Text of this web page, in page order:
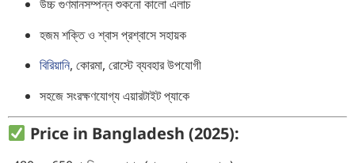
উচ্চ গুণমানসম্পন্ন শুকনো কালো এলাচ
হজম শক্তি ও শ্বাস প্রশ্বাসে সহায়ক
বিরিয়ানি, কোরমা, রোস্টে ব্যবহার উপযোগী
সহজে সংরক্ষণযোগ্য এয়ারটাইট প্যাকে
Price in Bangladesh (2025):